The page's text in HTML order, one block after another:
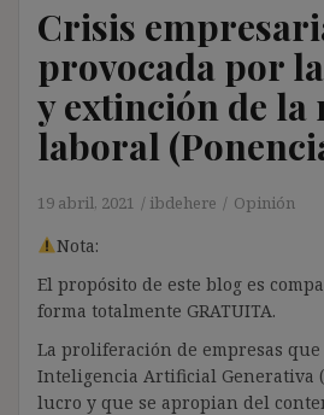
Crisis
provocada por
y extinción de la
laboral
19 abril, 2021 ibdehere Opinión
Nota:
El propósito de este blog es
forma totalmente GRATUITA.
La proliferación de empresas
Inteligencia Artificial Generativa
lucro y que se apropian del